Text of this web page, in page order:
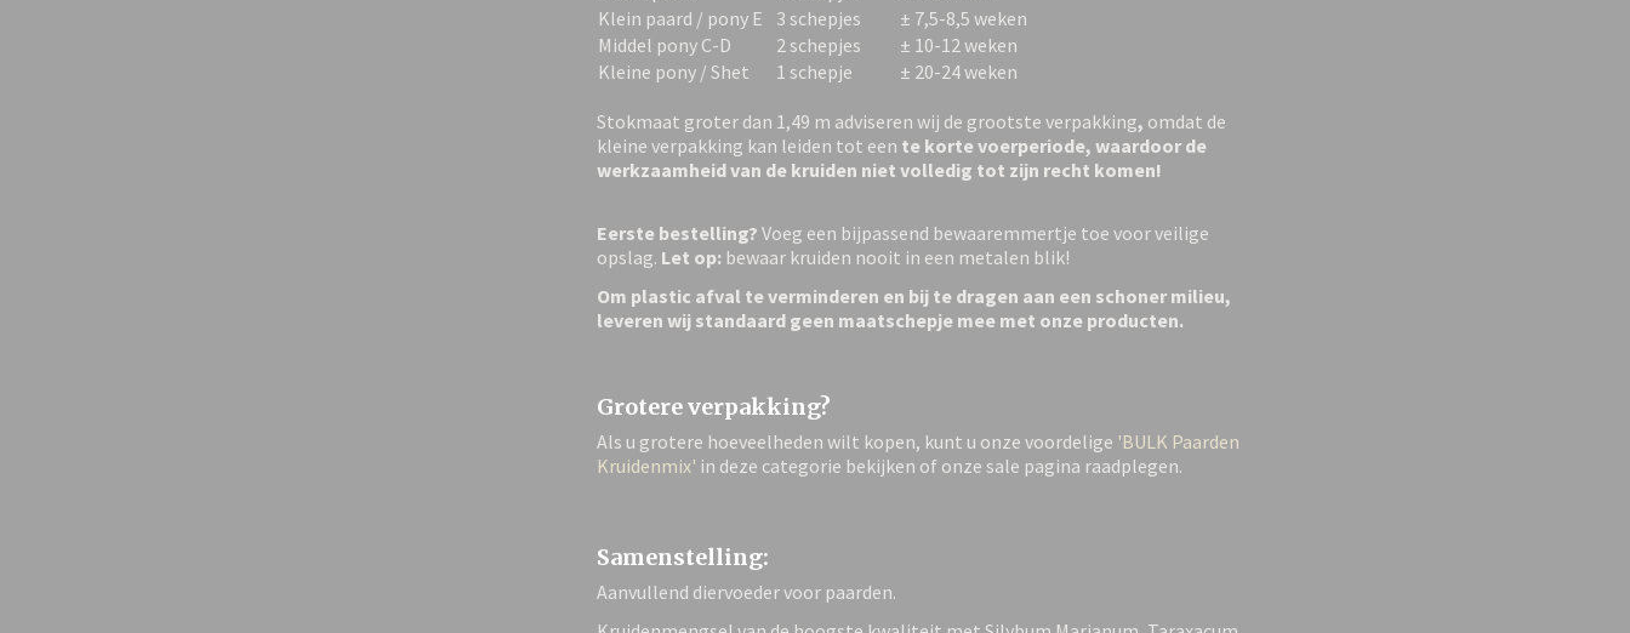
Klein paard / pony E
3 schepjes
± 7,5-8,5 weken
Middel pony C-D
2 schepjes
± 10-12 weken
Kleine pony / Shet
1 schepje ± 20-24 weken
Stokmaat groter dan 1,49 m adviseren wij de grootste verpakking, omdat de
kleine verpakking kan leiden tot een te korte voerperiode, waardoor de
werkzaamheid van de kruiden niet volledig tot zijn recht komen!
Eerste bestelling? Voeg een bijpassend bewaaremmertje toe voor veilige
opslag. Let op: bewaar kruiden nooit in een metalen blik!
Om plastic afval te verminderen en bij te dragen aan een schoner milieu,
leveren wij standaard geen maatschepje mee met onze producten.
Grotere verpakking?
Als u grotere hoeveelheden wilt kopen, kunt u onze voordelige 'BULK Paarden
Kruidenmix' in deze categorie bekijken of onze sale pagina raadplegen.
Samenstelling:
Aanvullend diervoeder voor paarden.